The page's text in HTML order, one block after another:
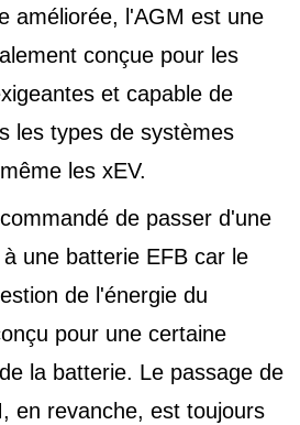
améliorée, l'AGM est une
conçue pour les
et capable de
les types de systèmes
même les xEV.
de passer d'une
une batterie EFB car le
de l'énergie du
pour une certaine
la batterie. Le passage de
en revanche, est toujours